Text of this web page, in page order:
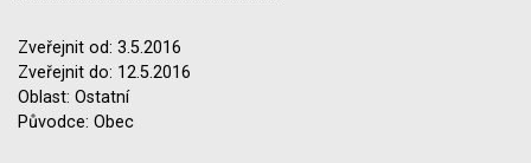
Zveřejnit od: 3.5.2016
Zveřejnit do: 12.5.2016
Oblast: Ostatní
Původce: Obec